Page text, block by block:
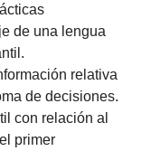
de una lengua
relativa
de decisiones.
con relación al
primer